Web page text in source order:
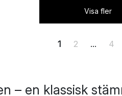
Visa fler
1 2 ... 4
– en klassisk